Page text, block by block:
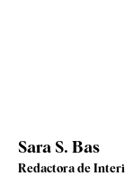
Sara S. Bas
Redactora de